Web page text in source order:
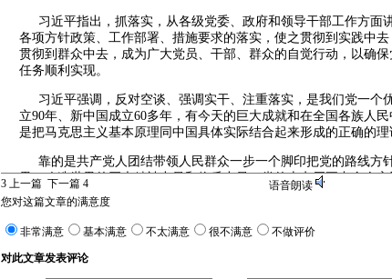
习近平指出，抓落实，从各级党委、政府和领导干部工作方面
各项方针政策、工作部署、措施要求的落实，使之贯彻到实践中去
贯彻到群众中去，成为广大党员、干部、群众的自觉行动，以确
任务顺利实现。
习近平强调，反对空谈、强调实干、注重落实，是我们党一个
立90年、新中国成立60多年，有今天的巨大成就和在全国各族人
是把马克思主义基本原理同中国具体实际结合起来形成的正确的理
靠的是共产党人团结带领人民群众一步一个脚印把党的路线方
界、改造世界的巨大精神力量和物质力量。党的十七届五中全会
民经济和社会发展第十二个五年规划的建议，中央和地方相继出台
的好思路、好政策、好措施，现在的关键就在于落实。
习近平指出，全心全意为人民服务是我们党的根本宗旨。各级
本、执政为民贯穿到抓落实之中，切实做到权为民所用、情为民所
3 上一篇 下一篇 4 语音朗读
您对这篇文章的满意度
非常满意 基本满意 不太满意 很不满意 不做评价
对此文章发表评论